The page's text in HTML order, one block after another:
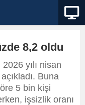
8,2 oldu
yılı nisan
Buna
5 bin kişi
işsizlik oranı